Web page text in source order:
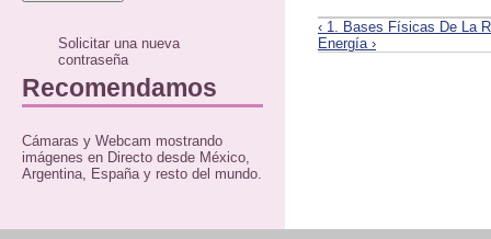
Solicitar una nueva
contraseña
Recomendamos
Cámaras y Webcam mostrando
imágenes en Directo desde México,
Argentina, España y resto del mundo.
‹ 1. Bases Físicas De La
Energía ›